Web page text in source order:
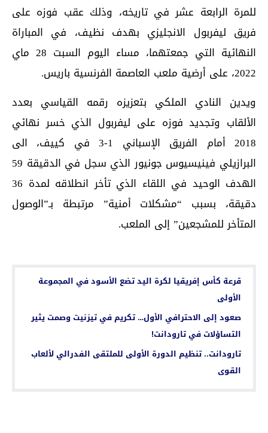
للمرة الرابعة عشر في تاريخه، وذلك عقب فوزه على
فريق ليفربول الانجليزي بهدف نظيف، في المباراة
النهائية التي جمعتهما، مساء اليوم السبت 28 ماي
2022، على أرضية ملعب العاصمة الفرنسية باريس.
ويدين النادي الملكي بتعزيزه رقمه القياسي بعدد
الألقاب وتجديد فوزه على ليفربول الذي خسر نهائي
2018 أمام الفريق الإسباني 1-3 في كييف، الى
البرازيلي فينيسيوس جونيور الذي سجل في الدقيقة 59
الهدف الوحيد في اللقاء الذي تأخر انطلاقه لمدة 36
دقيقة، بسبب “مشكلات أمنية” مرتبطة بـ”الوصول
المتأخر للمشجعين” إلى الملعب.
قرعة كأس إفريقيا لكرة اليد تضع الأسود في المجموعة
الأولى
صعود إلى الاحترافي الأول… تكريم في تيزنيت وصمت يثير
التساؤلات في تارودانت!
تارودانت.. تنظيم الدورة الأولى للملتقى الفدرالي لألعاب
القوى